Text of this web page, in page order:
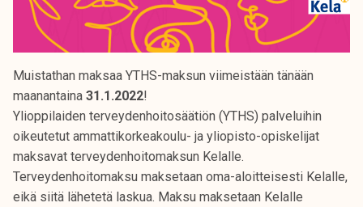
Muistathan maksaa YTHS-maksun viimeistään tänään
maanantaina 31.1.2022!
Ylioppilaiden terveydenhoitosäätiön (YTHS) palveluihin
oikeutetut ammattikorkeakoulu- ja yliopisto-opiskelijat
maksavat terveydenhoitomaksun Kelalle.
Terveydenhoitomaksu maksetaan oma-aloitteisesti Kelalle,
eikä siitä lähetetä laskua. Maksu maksetaan Kelalle